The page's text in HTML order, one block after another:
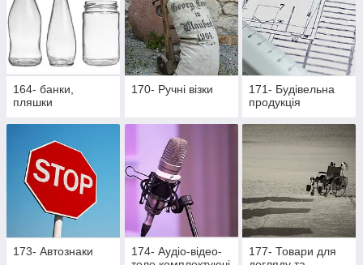
164- банки,
пляшки
170- Ручні візки
171- Будівельна
продукція
173- Автознаки
174- Аудіо-відео-
177- Товари для